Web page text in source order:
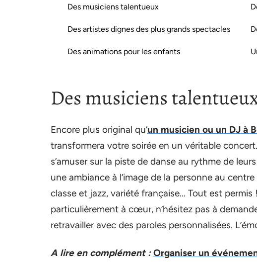
Des musiciens talentueux
Des artistes dignes des plus grands spectacles
Des animations pour les enfants
Des musiciens
Encore plus original qu’un musicien ou un DJ à
transformera votre soirée en un véritable
s’amuser sur la piste de danse au rythme de
une ambiance à l’image de la personne au
classe et jazz, variété française… Tout est
particulièrement à cœur, n’hésitez pas à
retravailler avec des paroles personnalisées.
A lire en complément : Organiser un